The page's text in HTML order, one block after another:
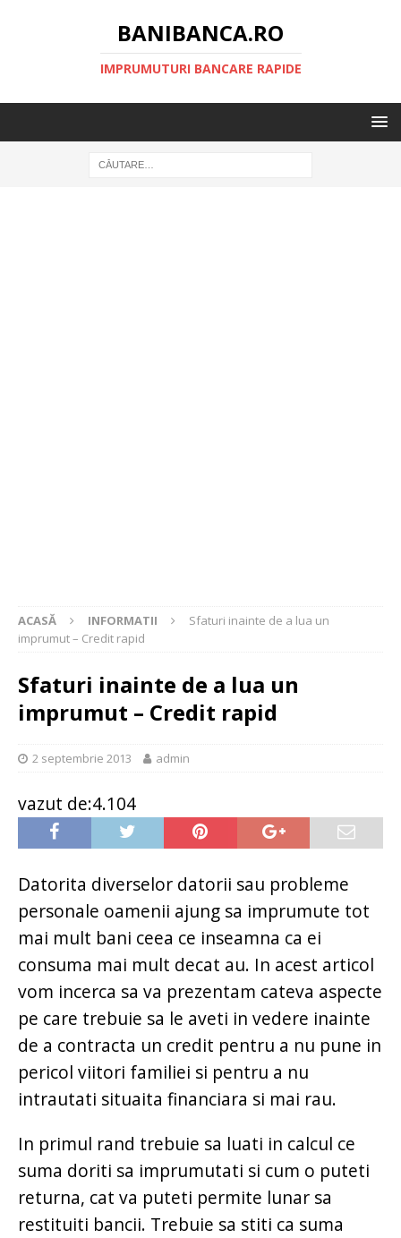
BANIBANCA.RO
IMPRUMUTURI BANCARE RAPIDE
ACASĂ INFORMATII
Sfaturi inainte de a lua un
imprumut – Credit rapid
Sfaturi inainte de a lua un
imprumut – Credit rapid
2 septembrie 2013 admin
vazut de:4.104
Datorita diverselor datorii sau probleme
personale oamenii ajung sa imprumute tot
mai mult bani ceea ce inseamna ca ei
consuma mai mult decat au. In acest articol
vom incerca sa va prezentam cateva aspecte
pe care trebuie sa le aveti in vedere inainte
de a contracta un credit pentru a nu pune in
pericol viitori familiei si pentru a nu
intrautati situaita financiara si mai rau.
In primul rand trebuie sa luati in calcul ce
suma doriti sa imprumutati si cum o puteti
returna, cat va puteti permite lunar sa
restituiti bancii. Trebuie sa stiti ca suma